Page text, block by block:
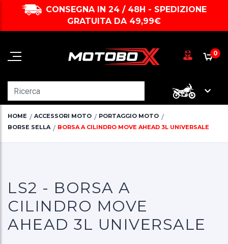
CONSEGNA IN 24 / 48H - SPEDIZIONE
GRATUITA DA 49,99€
0
HOME ACCESSORI MOTO
PORTAGGIO MOTO
BORSE SELLA
BORSA A CILINDRO MOVE AHEAD 3L UNIVERSALE
LS2 - BORSA A
CILINDRO MOVE
AHEAD 3L UNIVERSALE